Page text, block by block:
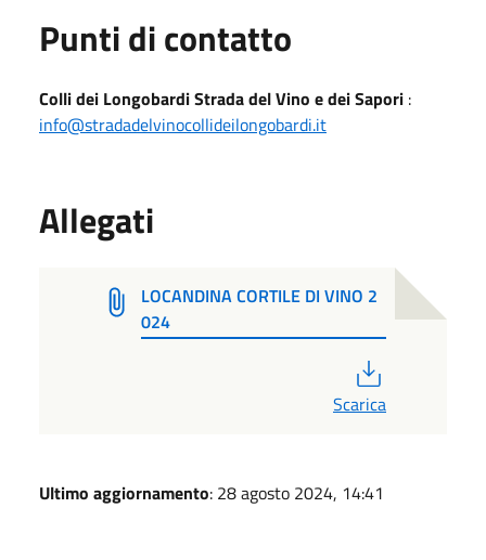
Punti di contatto
Colli dei Longobardi Strada del Vino e dei Sapori :
info@stradadelvinocollideilongobardi.it
Allegati
LOCANDINA CORTILE DI VINO 2
024
Scarica
Ultimo aggiornamento: 28 agosto 2024, 14:41